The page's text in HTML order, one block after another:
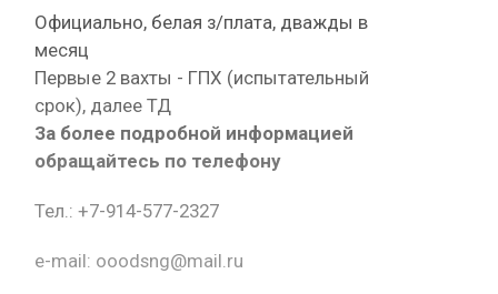
Официально, белая з/плата, дважды в
месяц
Первые 2 вахты - ГПХ (испытательный
срок), далее ТД
За более подробной информацией
обращайтесь по телефону
Тел.: +7-914-577-2327
e-mail: ooodsng@mail.ru